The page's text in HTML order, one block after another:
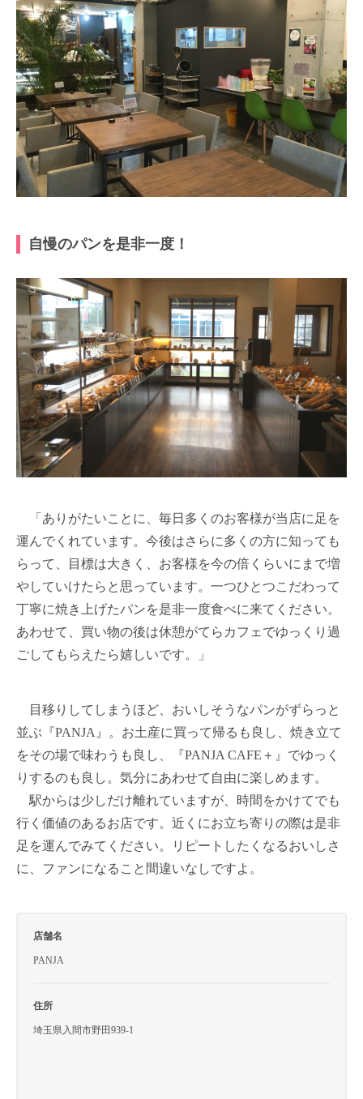
自慢のパンを是非一度！
「ありがたいことに、毎日多くのお客様が当店に足を
運んでくれています。今後はさらに多くの方に知っても
らって、目標は大きく、お客様を今の倍くらいにまで増
やしていけたらと思っています。一つひとつこだわって
丁寧に焼き上げたパンを是非一度食べに来てください。
あわせて、買い物の後は休憩がてらカフェでゆっくり過
ごしてもらえたら嬉しいです。」
目移りしてしまうほど、おいしそうなパンがずらっと
並ぶ『PANJA』。お土産に買って帰るも良し、焼き立て
をその場で味わうも良し、『PANJA CAFE＋』でゆっく
りするのも良し。気分にあわせて自由に楽しめます。
駅からは少しだけ離れていますが、時間をかけてでも
行く価値のあるお店です。近くにお立ち寄りの際は是非
足を運んでみてください。リピートしたくなるおいしさ
に、ファンになること間違いなしですよ。
店舗名
PANJA
住所
埼玉県入間市野田939-1